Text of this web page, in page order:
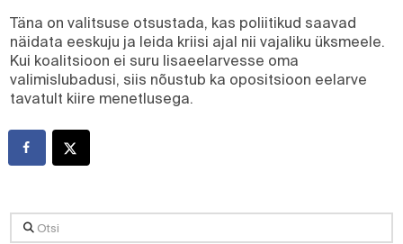
Täna on valitsuse otsustada, kas poliitikud saavad
näidata eeskuju ja leida kriisi ajal nii vajaliku üksmeele.
Kui koalitsioon ei suru lisaeelarvesse oma
valimislubadusi, siis nõustub ka opositsioon eelarve
tavatult kiire menetlusega.
Otsi